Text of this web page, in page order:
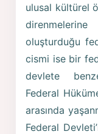
ulusal kültürel
oluşturduğu
cismi ise bir
devlete
Federal
arasında
Federal